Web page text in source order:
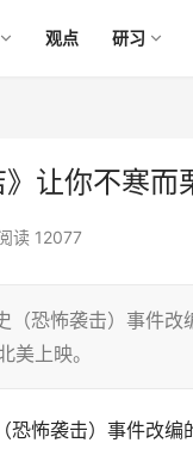
观点 研习
》让你不寒而
读 12077
（恐怖袭击）事件
美上映。
恐怖袭击）事件改